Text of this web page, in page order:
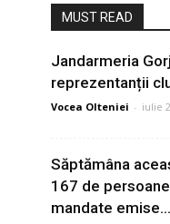
MUST READ
Jandarmeria
reprezentanții
Vocea Olteniei - iulie
Săptămâna
167 de
mandate emise...